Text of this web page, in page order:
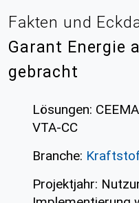
Fakten und
Garant Energie
gebracht
Lösungen:
VTA-CC
Branche:
Projektjahr: